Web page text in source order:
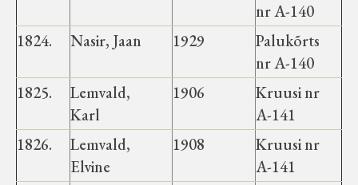
nr A-140
1824.
Nasir, Jaan 1929
Palukõrts
nr A-140
1825.
Lemvald,
Karl
1906
Kruusi nr
A-141
1826.
Lemvald,
Elvine
1908
Kruusi nr
A-141